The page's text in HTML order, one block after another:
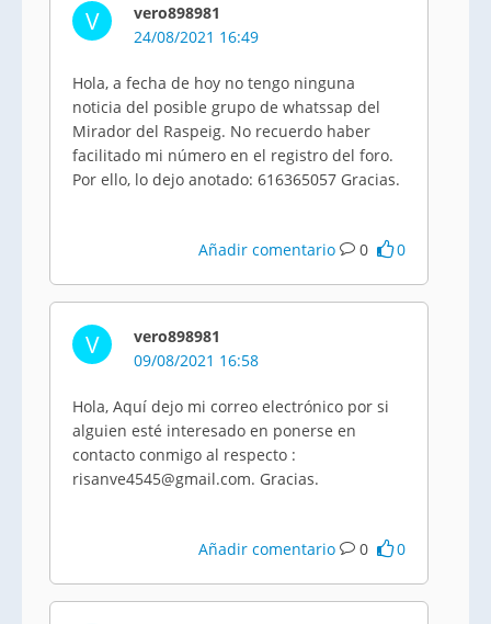
V
vero898981
24/08/2021 16:49
Hola, a fecha de hoy no tengo ninguna
noticia del posible grupo de whatssap del
Mirador del Raspeig. No recuerdo haber
facilitado mi número en el registro del foro.
Por ello, lo dejo anotado: 616365057 Gracias.
Añadir comentario 0 0
V
vero898981
09/08/2021 16:58
Hola, Aquí dejo mi correo electrónico por si
alguien esté interesado en ponerse en
contacto conmigo al respecto :
risanve4545@gmail.com. Gracias.
Añadir comentario 0 0